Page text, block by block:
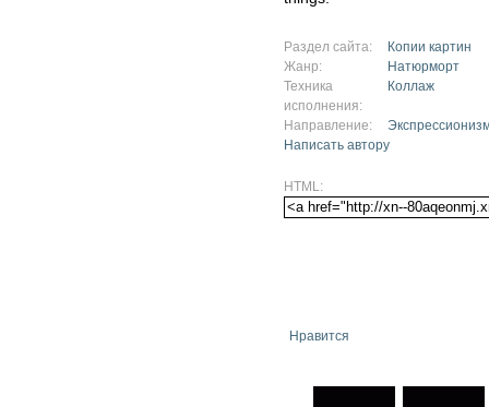
Раздел сайта:
Копии картин
Жанр:
Натюрморт
Техника
исполнения:
Коллаж
Направление:
Написать автору
HTML:
Нравится